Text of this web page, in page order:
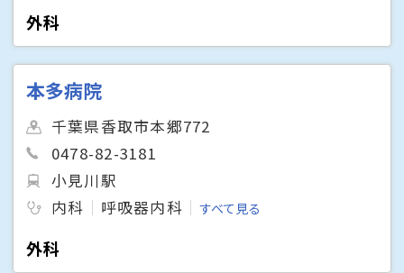
外科
本多病院
千葉県香取市本郷772
0478-82-3181
小見川駅
内科
呼吸器内科 すべて見る
外科